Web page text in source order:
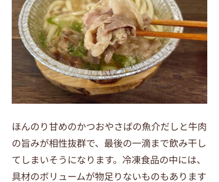
ほんのり甘めのかつおやさばの魚介だしと牛肉
の旨みが相性抜群で、最後の一滴まで飲み干し
てしまいそうになります。冷凍食品の中には、
具材のボリュームが物足りないものもあります